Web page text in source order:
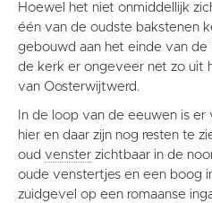
Foto's
Steun ons
Contact
Vaktaal
Hoewel het niet onmiddellijk
één van de oudste bakstenen
gebouwd aan het einde van de
de kerk er ongeveer net zo uit
van Oosterwijtwerd.
In de loop van de eeuwen is
hier en daar zijn nog resten te
oud venster zichtbaar in de
oude venstertjes en een boog
zuidgevel op een romaanse